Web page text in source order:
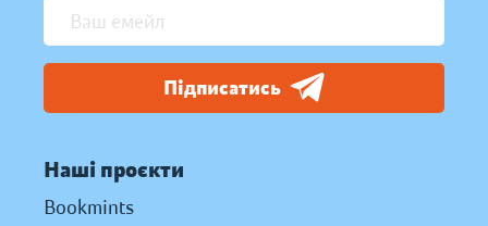
Підписатись
Наші проєкти
Bookmints